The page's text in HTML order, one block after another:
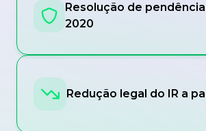
Resolução de
2020
Redução legal do IR a